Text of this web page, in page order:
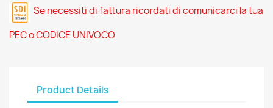
Se necessiti di fattura ricordati di comunicarci la tua
PEC o CODICE UNIVOCO
Product Details